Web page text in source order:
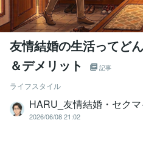
友情結婚の生活ってど
＆デメリット
記事
ライフスタイル
HARU_友情結婚・セク
2026/06/08 21:02